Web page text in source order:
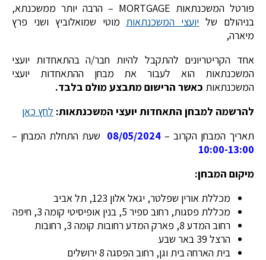
פורטל המשכנתאות MORTGAGE – הרבה יותר ממשכנתא,
בניהולם של יועצי המשכנתאות מוטי שמואלוביץ ושני פרץ
מיארה,
אחד הקריטריונים להתקבל להיות חבר/ה בהתאחדות יועצי
המשכנתאות הוא לעבור את מבחן ההתאחדות יועצי
המשכנתאות כאשר הרישום מתבצע מולם בלבד.
להרשמה למבחן התאחדות יועצי המשכנתאות: לחץ כאן
תאריך המבחן הקרוב – 08/05/2024 שעת התחלת המבחן –
10:00-13:00
מיקום המבחן:
מכללת אורין שפלטר, יגאל אלון 123, תל אביב
מכללת פסגות, רחוב ספיר 5, בנין אופיסיטי קומה 3, חיפה
רחוב המדע 8, פארק המדע רחובות קומה 3, רחובות
הרצל 39 באר שבע
בית הארחה בית וגן, רחוב הפסגה 8 ירושלים